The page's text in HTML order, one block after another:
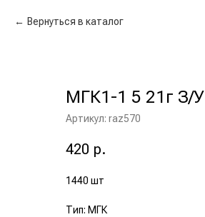
Вернуться в каталог
МГК1-1 5 21г З/У
Артикул: raz570
420 р.
1440 шт
Тип: МГК